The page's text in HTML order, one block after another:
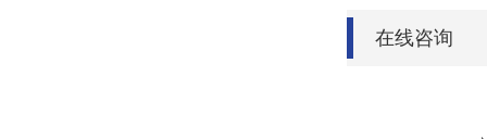
在线咨询